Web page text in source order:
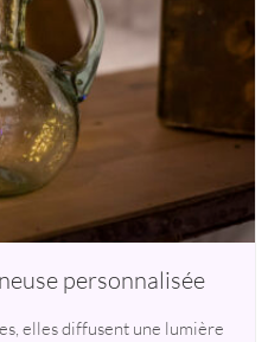
personnalisée
elles diffusent une lumière